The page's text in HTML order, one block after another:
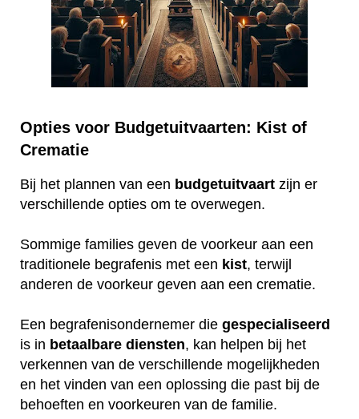
Opties voor Budgetuitvaarten: Kist of
Crematie
Bij het plannen van een budgetuitvaart zijn er
verschillende opties om te overwegen.
Sommige families geven de voorkeur aan een
traditionele begrafenis met een kist, terwijl
anderen de voorkeur geven aan een crematie.
Een begrafenisondernemer die gespecialiseerd
is in betaalbare diensten, kan helpen bij het
verkennen van de verschillende mogelijkheden
en het vinden van een oplossing die past bij de
behoeften en voorkeuren van de familie.